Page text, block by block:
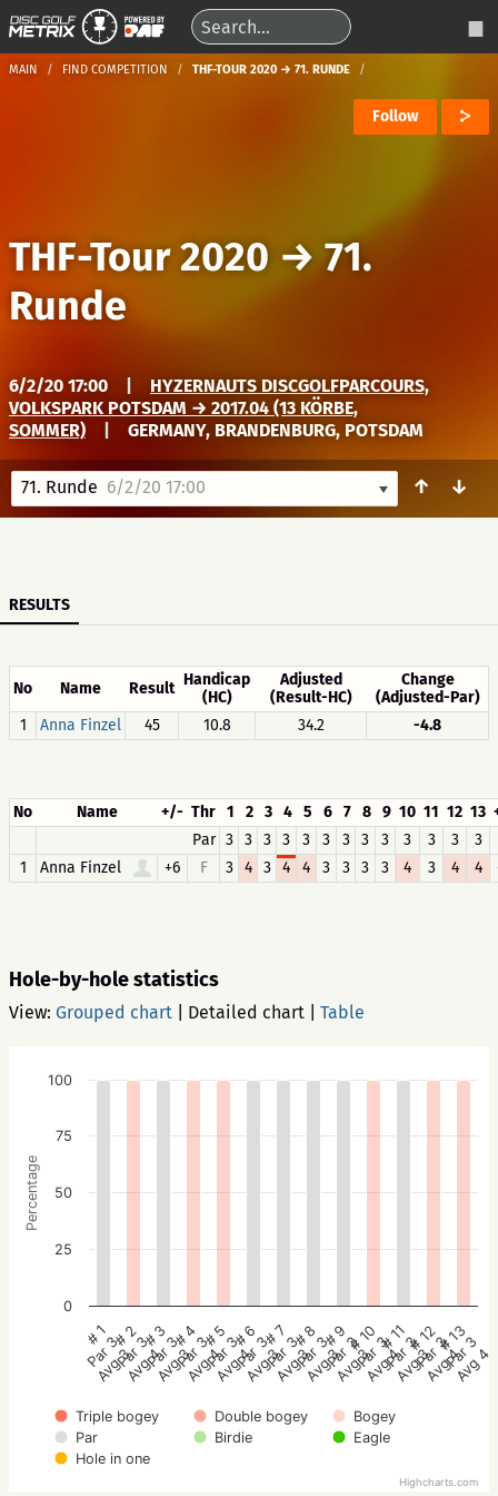
MAIN FIND COMPETITION THF-TOUR 2020 → 71. RUNDE
Follow
THF-Tour 2020 →71.
Runde
6/2/20 17:00
HYZERNAUTS DISCGOLFPARCOURS,
VOLKSPARK POTSDAM → 2017.04 (13 KÖRBE,
SOMMER)
GERMANY, BRANDENBURG, POTSDAM
71. Runde 6/2/20 17:00 ↑ ↓
RESULTS
No Name Result Handicap
(HC)
Adjusted
(Result-HC)
Change
(Adjusted-Par)
1
Anna Finzel 45 10.8 34.2 -4.8
No Name +/- Thr 1 2 3 4 5 6 7 8 9 10 11 12 13
Par 3 3 3 3 3 3 3 3 3 3 3 3
3
1
Anna Finzel +6 F 3 4 3 4 4 3 3 3 3 4 3 4 4
Hole-by-hole statistics
View: Grouped chart Detailed chart Table
Percentage
Triple bogey Double bogey
Bogey
Par
Birdie
Eagle
Hole in one
# 1
Par 3
Avg 3
# 2
Par 3
Avg 4
# 3
Par 3
Avg 3
# 4
Par 3
Avg 4
# 5
Par 3
Avg 4
# 6
Par 3
Avg 3
# 7
Par 3
Avg 3
# 8
Par 3
Avg 3
# 9
Par 3
Avg 3
# 10
Par 3
Avg 4
# 11
Par 3
Avg 3
# 12
Par 3
Avg 4
# 13
Par 3
Avg 4
0
25
50
75
100
Highcharts.com